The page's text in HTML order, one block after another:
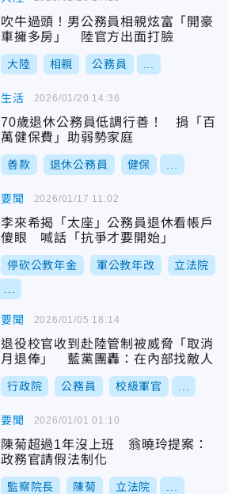
吹牛過頭！男公務員相親炫富「開豪
車擁多房」 陸官方出面打臉
大陸 相親 公務員
生活
70歲退休公務員低調行善！ 捐「百
萬健保費」助弱勢家庭
善款 退休公務員 健保
2026/01/20 14:36
要聞
李來希揭「太座」公務員退休看帳戶
傻眼 喊話「抗爭才要開始」
停砍公教年金 軍公教年改 立法院
2026/01/17 11:02
要聞
退役校官收到赴陸管制被威脅「取消
月退俸」 藍黨團轟：在內部找敵人
行政院 公務員 校級軍官
2026/01/05 18:14
要聞
陳菊超過1年沒上班 翁曉玲提案：
政務官請假法制化
監察院長 陳菊 立法院
2026/01/01 01:10